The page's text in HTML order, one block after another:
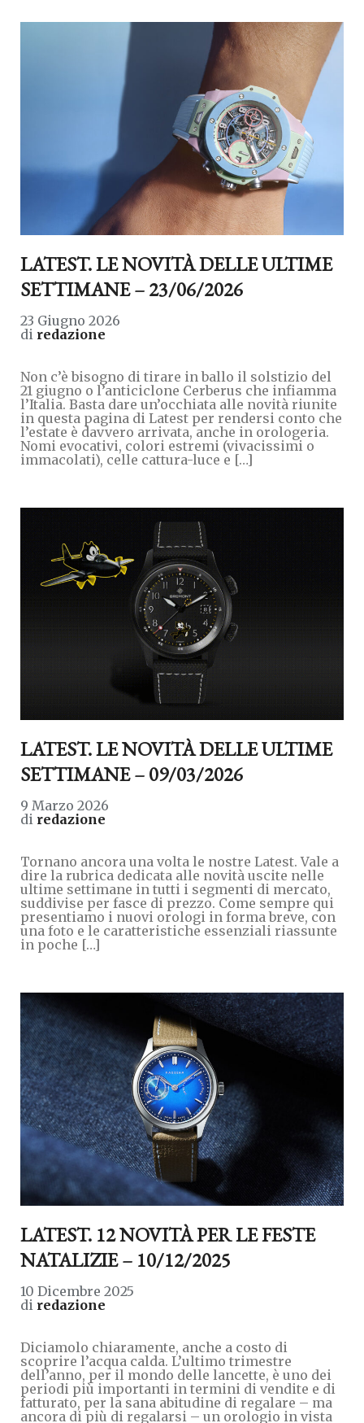
LATEST. LE NOVITÀ DELLE ULTIME
SETTIMANE – 23/06/2026
23 Giugno 2026
di redazione
Non c’è bisogno di tirare in ballo il solstizio del
21 giugno o l’anticiclone Cerberus che infiamma
l’Italia. Basta dare un’occhiata alle novità riunite
in questa pagina di Latest per rendersi conto che
l’estate è davvero arrivata, anche in orologeria.
Nomi evocativi, colori estremi (vivacissimi o
immacolati), celle cattura-luce e […]
LATEST. LE NOVITÀ DELLE ULTIME
SETTIMANE – 09/03/2026
9 Marzo 2026
di redazione
Tornano ancora una volta le nostre Latest. Vale a
dire la rubrica dedicata alle novità uscite nelle
ultime settimane in tutti i segmenti di mercato,
suddivise per fasce di prezzo. Come sempre qui
presentiamo i nuovi orologi in forma breve, con
una foto e le caratteristiche essenziali riassunte
in poche […]
LATEST. 12 NOVITÀ PER LE FESTE
NATALIZIE – 10/12/2025
10 Dicembre 2025
di redazione
Diciamolo chiaramente, anche a costo di
scoprire l’acqua calda. L’ultimo trimestre
dell’anno, per il mondo delle lancette, è uno dei
periodi più importanti in termini di vendite e di
fatturato, per la sana abitudine di regalare – ma
ancora di più di regalarsi – un orologio in vista